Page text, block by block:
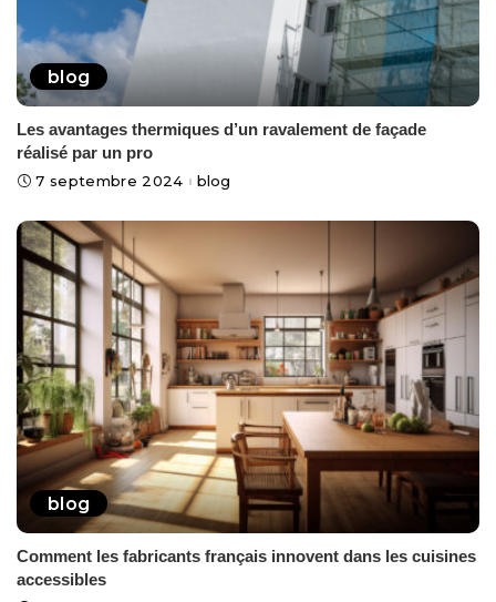
blog
Les avantages thermiques d’un ravalement de façade
réalisé par un pro
7 septembre 2024 blog
blog
Comment les fabricants français innovent dans les cuisines
accessibles